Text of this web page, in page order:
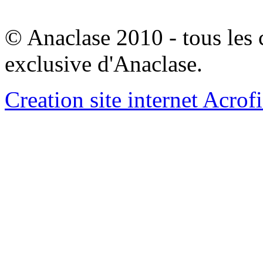
© Anaclase 2010 - tous les
exclusive d'Anaclase.
Creation site internet